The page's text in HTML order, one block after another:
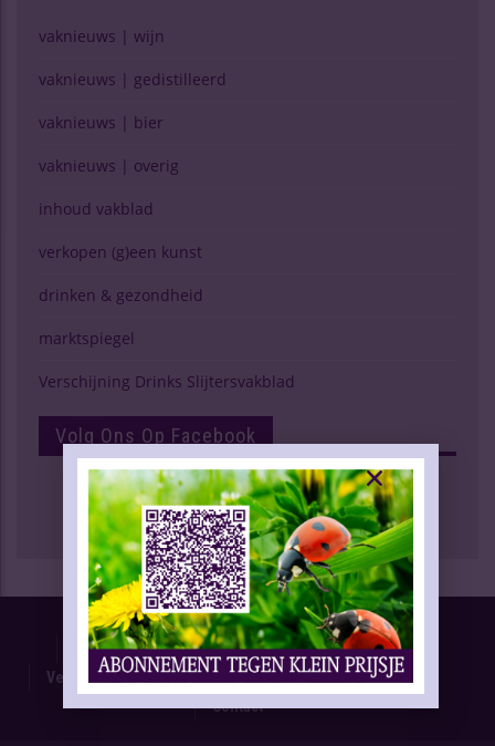
vaknieuws | wijn
vaknieuws | gedistilleerd
vaknieuws | bier
vaknieuws | overig
inhoud vakblad
verkopen (g)een kunst
drinken & gezondheid
marktspiegel
Verschijning Drinks Slijtersvakblad
Volg Ons Op Facebook
Proefnummer
Oplage & Verspreiding
Advertentietarieven
Technische Gegevens
Verschijning Drinks Slijtersvakblad
Themaplanning
Contact